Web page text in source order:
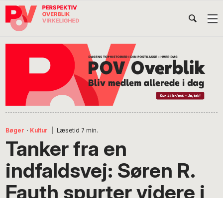
Gå
direkte
Skip
indhold
Gå
direkte
Bøger · Kultur Læsetid 7 min.
Tanker fra en
indfaldsvej: Søren R.
Fauth spurter videre i